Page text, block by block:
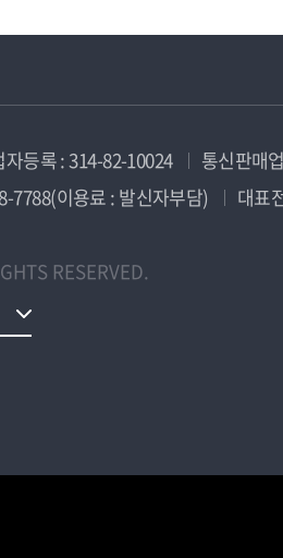
자등록 : 314-82-10024
통신판매
7788(이용료 : 발신자부담)
대표
RESERVED.